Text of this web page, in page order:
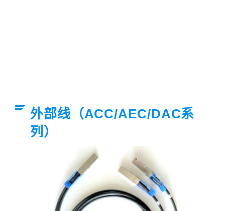
外部线（ACC/AEC/DAC系
列）